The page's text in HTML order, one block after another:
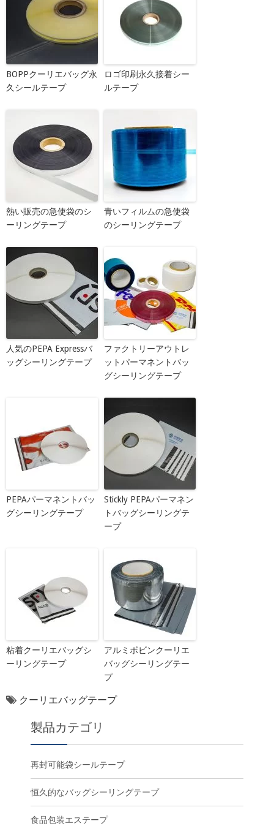
BOPPクーリエバッグ永
久シールテープ
ロゴ印刷永久接着シー
ルテープ
熱い販売の急使袋のシ
ーリングテープ
青いフィルムの急使袋
のシーリングテープ
人気のPEPA Expressバ
ッグシーリングテープ
ファクトリーアウトレ
ットパーマネントバッ
グシーリングテープ
PEPAパーマネントバッ
グシーリングテープ
Stickly PEPAパーマネン
トバッグシーリングテ
ープ
粘着クーリエバッグシ
ーリングテープ
アルミボビンクーリエ
バッグシーリングテー
プ
クーリエバッグテープ
製品カテゴリ
再封可能袋シールテープ
恒久的なバッグシーリングテープ
食品包装エステープ